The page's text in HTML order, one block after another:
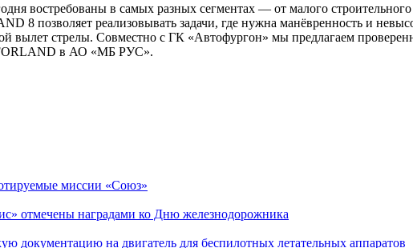
востребованы в самых разных сегментах — от малого
8 позволяет реализовывать задачи, где нужна манёвренность и
вылет стрелы. Совместно с ГК «Автофургон» мы предлагаем
в АО «МБ РУС».
миссии «Союз»
отмечены наградами ко Дню железнодорожника
документацию на двигатель для беспилотных летательных аппаратов